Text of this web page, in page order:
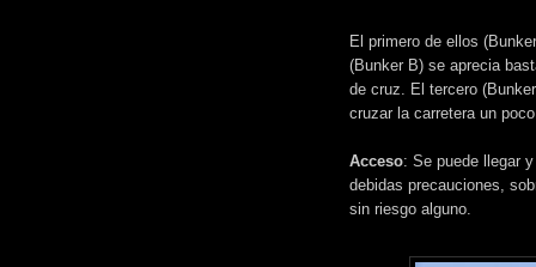
El primero de ellos
(Bunker B) se aprecia
de cruz. El tercero
cruzar la carretera un
Acceso: Se puede llegar
debidas precauciones,
sin riesgo alguno.